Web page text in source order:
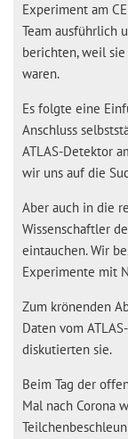
Experiment am
Team ausführlich
berichten, weil
waren.
Es folgte eine
Anschluss
ATLAS-Detektor
wir uns auf die
Aber auch in die
Wissenschaftler
eintauchen. Wir
Experimente mit
Zum krönenden
Daten vom
diskutierten sie.
Beim Tag der
Mal nach Corona